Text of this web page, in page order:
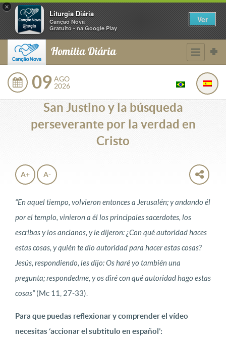
×
Liturgia Diária
Canção Nova
Gratuito - na Google Play
Ver
Homilia Diária
09 AGO
2026
San Justino y la búsqueda
perseverante por la verdad en
Cristo
A+ A-
“En aquel tiempo, volvieron entonces a Jerusalén; y andando él
por el templo, vinieron a él los principales sacerdotes, los
escribas y los ancianos, y le dijeron: ¿Con qué autoridad haces
estas cosas, y quién te dio autoridad para hacer estas cosas?
Jesús, respondiendo, les dijo: Os haré yo también una
pregunta; respondedme, y os diré con qué autoridad hago estas
cosas”(Mc 11, 27-33).
Para que puedas reflexionar y comprender el vídeo
necesitas ‘accionar el subtitulo en español’: